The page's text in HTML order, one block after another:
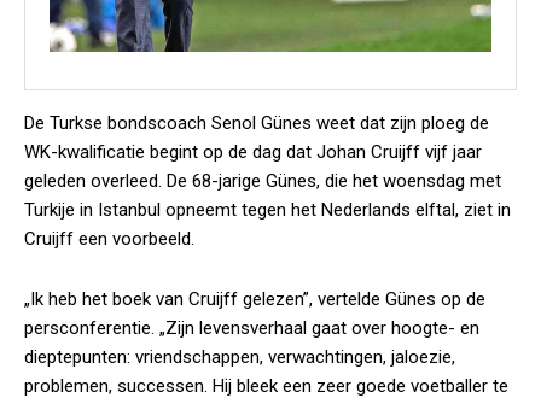
De Turkse bondscoach Senol Günes weet dat zijn ploeg de
WK-kwalificatie begint op de dag dat Johan Cruijff vijf jaar
geleden overleed. De 68-jarige Günes, die het woensdag met
Turkije in Istanbul opneemt tegen het Nederlands elftal, ziet in
Cruijff een voorbeeld.
„Ik heb het boek van Cruijff gelezen”, vertelde Günes op de
persconferentie. „Zijn levensverhaal gaat over hoogte- en
dieptepunten: vriendschappen, verwachtingen, jaloezie,
problemen, successen. Hij bleek een zeer goede voetballer te